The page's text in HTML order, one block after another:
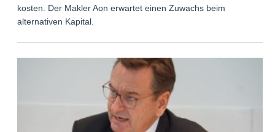
kosten. Der Makler Aon erwartet einen Zuwachs beim
alternativen Kapital.